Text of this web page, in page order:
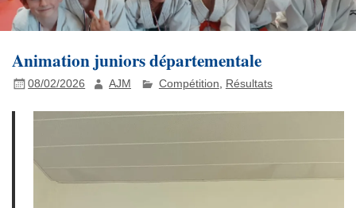
Animation juniors départementale
08/02/2026 AJM Compétition, Résultats